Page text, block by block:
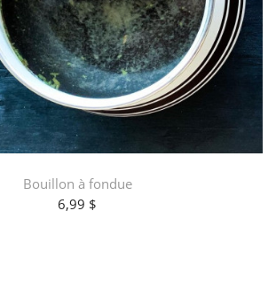
Bouillon à fondue
6,99 $